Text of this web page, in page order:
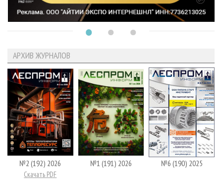
АРХИВ ЖУРНАЛОВ
№2 (192) 2026
Скачать PDF
№1 (191) 2026 №6 (190) 2025